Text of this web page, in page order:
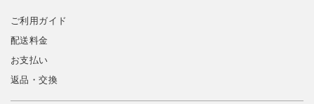
ご利用ガイド
配送料金
お支払い
返品・交換